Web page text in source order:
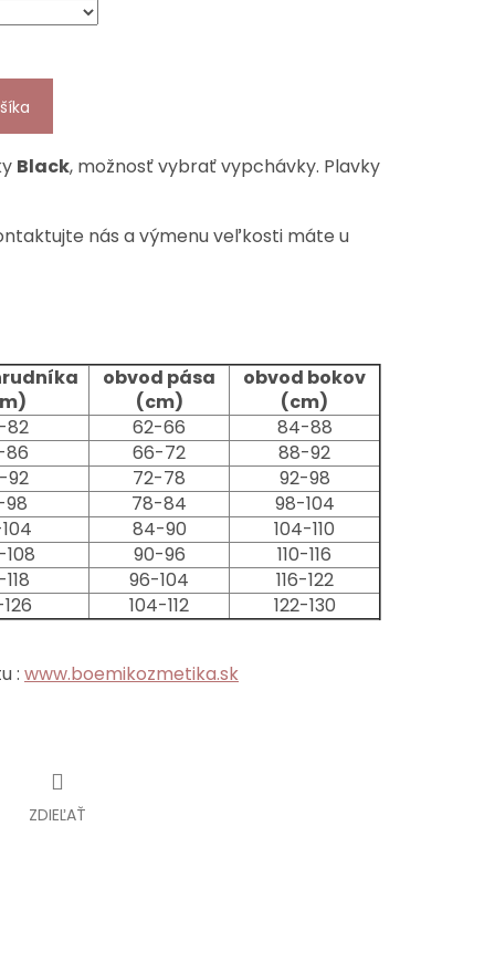
Black, možnosť vybrať vypchávky. Plavky
nás a výmenu veľkosti máte u
obvod pása
(cm)
obvod bokov
(cm)
82 62-66
84-88
86 66-72
88-92
92 72-78
92-98
98 78-84
98-104
84-90
104-110
90-96
110-116
118 96-104
116-122
126 104-112 122-130
: www.boemikozmetika.sk
ZDIEĽAŤ